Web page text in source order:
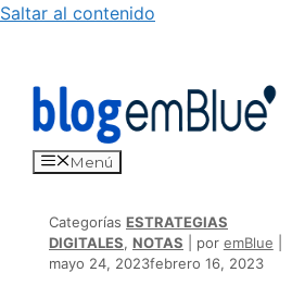
Saltar al contenido
Menú
Categorías ESTRATEGIAS
DIGITALES, NOTAS por emBlue
mayo 24, 2023febrero 16, 2023